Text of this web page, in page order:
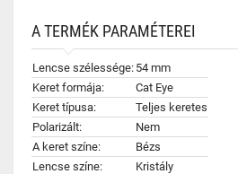
A TERMÉK PARAMÉTEREI
Lencse szélessége: 54 mm
Keret formája:
Cat Eye
Keret típusa:
Teljes keretes
Polarizált:
Nem
A keret színe:
Bézs
Lencse színe:
Kristály